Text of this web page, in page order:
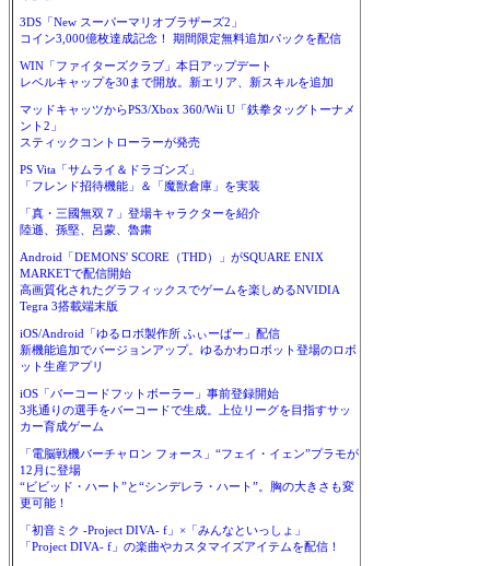
3DS「New スーパーマリオブラザーズ2」
コイン3,000億枚達成記念！ 期間限定無料追加パックを配信
WIN「ファイターズクラブ」本日アップデート
レベルキャップを30まで開放。新エリア、新スキルを追加
マッドキャッツからPS3/Xbox 360/Wii U「鉄拳タッグトーナメ
ント2」
スティックコントローラーが発売
PS Vita「サムライ＆ドラゴンズ」
「フレンド招待機能」＆「魔獣倉庫」を実装
「真・三國無双７」登場キャラクターを紹介
陸遜、孫堅、呂蒙、魯粛
Android「DEMONS' SCORE（THD）」がSQUARE ENIX
MARKETで配信開始
高画質化されたグラフィックスでゲームを楽しめるNVIDIA
Tegra 3搭載端末版
iOS/Android「ゆるロボ製作所 ふぃーばー」配信
新機能追加でバージョンアップ。ゆるかわロボット登場のロボ
ット生産アプリ
iOS「バーコードフットボーラー」事前登録開始
3兆通りの選手をバーコードで生成。上位リーグを目指すサッ
カー育成ゲーム
「電脳戦機バーチャロン フォース」“フェイ・イェン”プラモが
12月に登場
“ビビッド・ハート”と“シンデレラ・ハート”。胸の大きさも変
更可能！
「初音ミク -Project DIVA- f」×「みんなといっしょ」
「Project DIVA- f」の楽曲やカスタマイズアイテムを配信！